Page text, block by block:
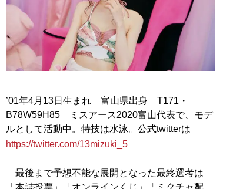
’01年4月13日生まれ 富山県出身 T171・
B78W59H85 ミスアース2020富山代表で、モデ
ルとして活動中。特技は水泳。公式twitterは
https://twitter.com/13mizuki_5
最後まで予想不能な展開となった最終選考は
「本誌投票」「オンラインくじ」「ミクチャ配